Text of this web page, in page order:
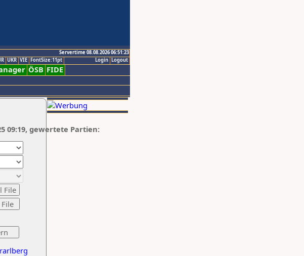
Servertime 08.08.2026 06:51:23
Logout
Login
UKR VIE FontSize:11pt
ÖSB FIDE
09:19, gewertete Partien: